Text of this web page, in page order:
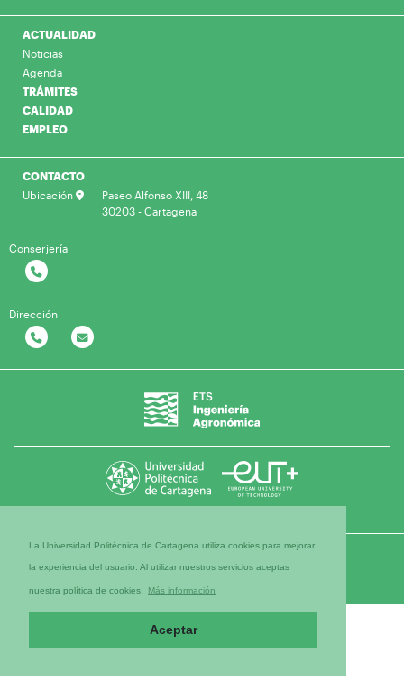
La Universidad Politécnica de Cartagena utiliza cookies para mejorar
la experiencia del usuario. Al utilizar nuestros servicios aceptas
nuestra política de cookies. Más información
Aceptar
ACTUALIDAD
Noticias
Agenda
TRÁMITES
CALIDAD
EMPLEO
CONTACTO
Ubicación
Paseo Alfonso XIII, 48
30203 - Cartagena
Conserjería
Dirección